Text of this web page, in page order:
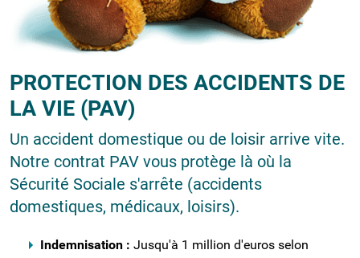
PROTECTION DES ACCIDENTS DE
LA VIE (PAV)
Un accident domestique ou de loisir arrive vite.
Notre contrat PAV vous protège là où la
Sécurité Sociale s'arrête (accidents
domestiques, médicaux, loisirs).
Indemnisation : Jusqu'à 1 million d'euros selon